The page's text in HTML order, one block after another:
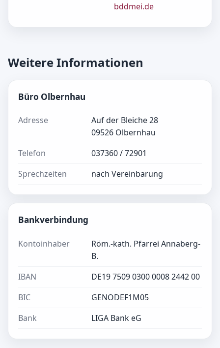
bddmei.de
Weitere Informationen
Büro Olbernhau
Adresse
Auf der Bleiche 28
09526 Olbernhau
Telefon
037360 / 72901
Sprechzeiten
nach Vereinbarung
Bankverbindung
Kontoinhaber
Röm.-kath. Pfarrei Annaberg-
B.
IBAN
DE19 7509 0300 0008 2442 00
BIC
GENODEF1M05
Bank
LIGA Bank eG